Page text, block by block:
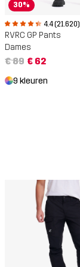
30%
4.4 (21.620)
RVRC GP Pants
Dames
€ 89 € 62
9 kleuren